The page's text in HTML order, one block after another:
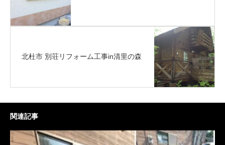
北杜市 別荘リフォーム工事in清里の森
関連記事